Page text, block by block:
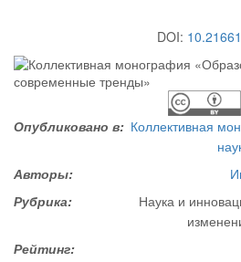
DOI:
Опубликовано в: Коллективная
Авторы:
Рубрика:
Наука и
Рейтинг: